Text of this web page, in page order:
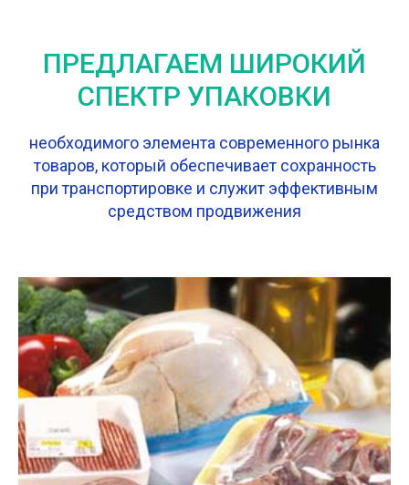
ПРЕДЛАГАЕМ ШИРОКИЙ
СПЕКТР УПАКОВКИ
необходимого элемента современного рынка
товаров, который обеспечивает сохранность
при транспортировке и служит эффективным
средством продвижения